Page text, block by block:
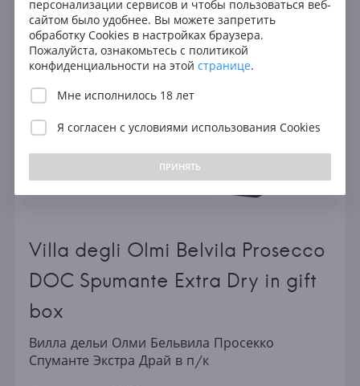
Villa degli Olmi Belvila Prosecco
DOC Spumante Extra Dry in gift
box
Вилла дельи Олми Бельвила Просекко
Спуманте Экстра Драй в п/к
персонализации сервисов и чтобы пользоваться веб-
сайтом было удобнее. Вы можете запретить
обработку Cookies в настройках браузера.
Пожалуйста, ознакомьтесь с политикой
конфиденциальности на этой странице.
Мне исполнилось 18 лет
Я согласен с условиями использования Cookies
ПРИНЯТЬ